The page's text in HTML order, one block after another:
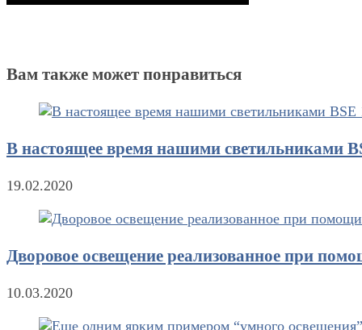
Вам также может понравиться
В настоящее время нашими светильниками
19.02.2020
Дворовое освещение реализованное при
10.03.2020